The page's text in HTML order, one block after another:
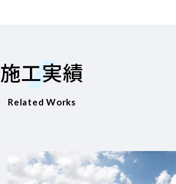
Related Works
施工実績